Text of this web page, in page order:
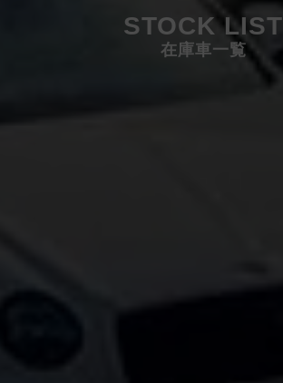
STOCK LIST
在庫車一覧